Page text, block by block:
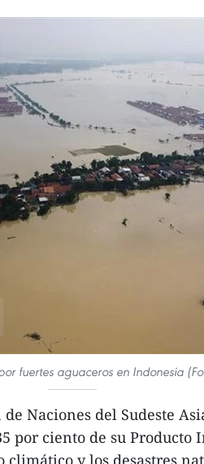
fuertes aguaceros en Indonesia
Naciones del Sudeste
por ciento de su Producto
climático y los desastres